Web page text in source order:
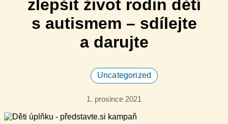
zlepšit život rodin dětí
s autismem – sdílejte
a darujte
Uncategorized
1. prosince 2021